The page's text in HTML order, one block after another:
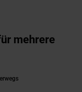
mehrere